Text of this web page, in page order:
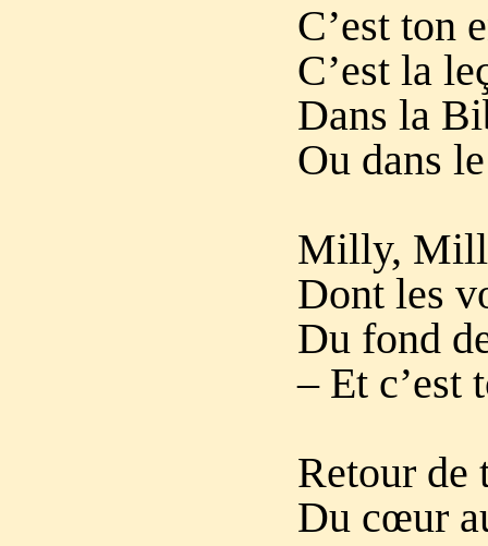
C’est ton
C’est la
Dans la
Ou dans
Milly,
Dont les
Du fond
– Et c’est
Retour de
Du cœur